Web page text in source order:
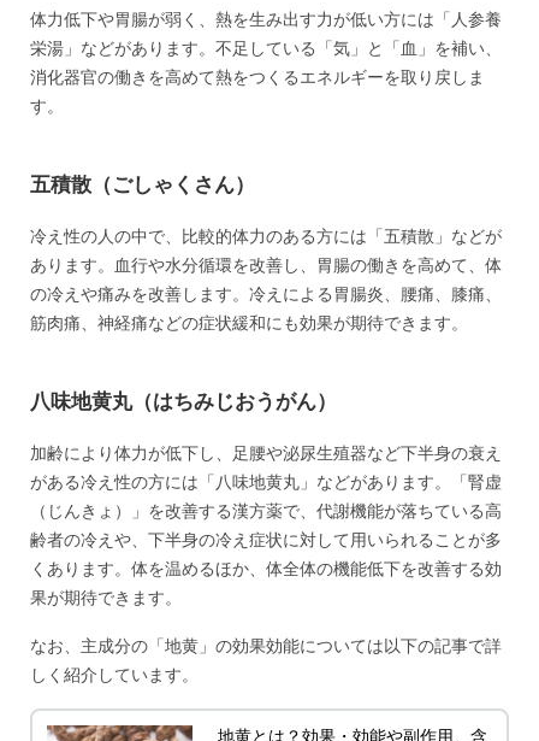
体力低下や胃腸が弱く、熱を生み出す力が低い方には「人参養
栄湯」などがあります。不足している「気」と「血」を補い、
消化器官の働きを高めて熱をつくるエネルギーを取り戻しま
す。
五積散（ごしゃくさん）
冷え性の人の中で、比較的体力のある方には「五積散」などが
あります。血行や水分循環を改善し、胃腸の働きを高めて、体
の冷えや痛みを改善します。冷えによる胃腸炎、腰痛、膝痛、
筋肉痛、神経痛などの症状緩和にも効果が期待できます。
八味地黄丸（はちみじおうがん）
加齢により体力が低下し、足腰や泌尿生殖器など下半身の衰え
がある冷え性の方には「八味地黄丸」などがあります。「腎虚
（じんきょ）」を改善する漢方薬で、代謝機能が落ちている高
齢者の冷えや、下半身の冷え症状に対して用いられることが多
くあります。体を温めるほか、体全体の機能低下を改善する効
果が期待できます。
なお、主成分の「地黄」の効果効能については以下の記事で詳
しく紹介しています。
地黄とは？効果・効能や副作用、含